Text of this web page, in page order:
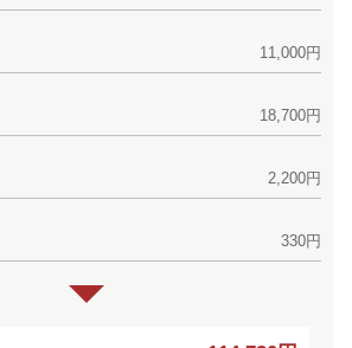
11,000円
18,700円
2,200円
330円